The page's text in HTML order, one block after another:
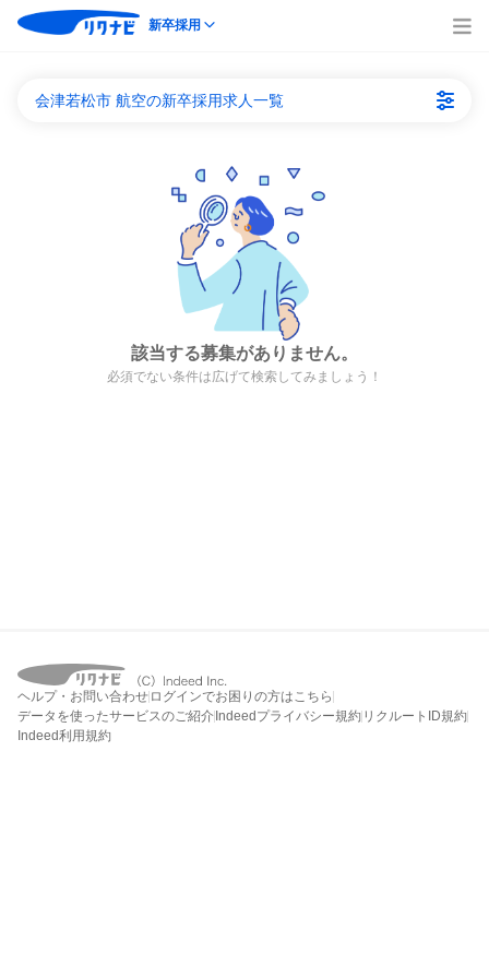
新卒採用
会津若松市 航空の新卒採用求人一覧
該当する募集がありません。
必須でない条件は広げて検索してみましょう！
ヘルプ・お問い合わせ ログインでお困りの方はこちら
データを使ったサービスのご紹介 Indeedプライバシー規約 リクルートID規約
Indeed利用規約